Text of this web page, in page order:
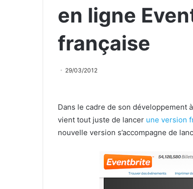
en ligne
française
29/03/2012
Dans le cadre de son développement
vient tout juste de lancer une version
nouvelle version s’accompagne de